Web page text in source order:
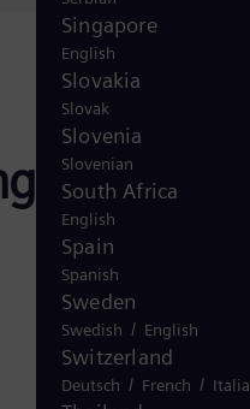
Singapore
English
Slovakia
Slovak
Slovenia
Slovenian
South Africa
English
Spain
Spanish
Sweden
Swedish / English
Switzerland
Deutsch / French /